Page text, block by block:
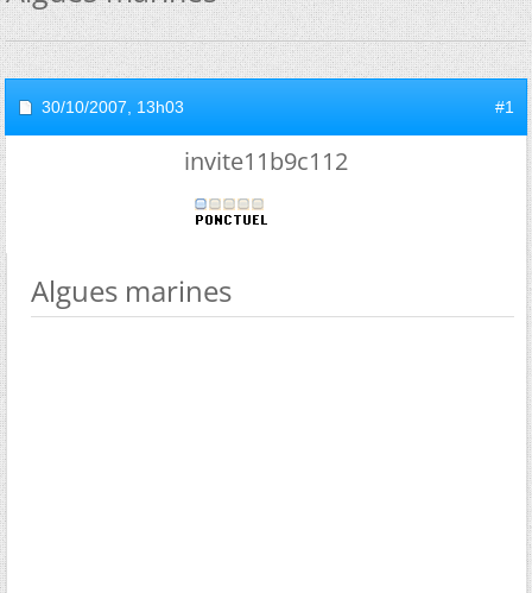
30/10/2007, 13h03 #1
invite11b9c112
Algues marines